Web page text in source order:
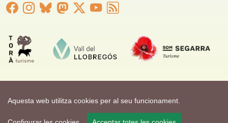
Aquesta web utilitza cookies per al seu funcionament.